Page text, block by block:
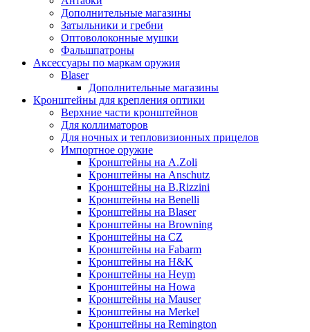
Дополнительные магазины
Затыльники и гребни
Оптоволоконные мушки
Фальшпатроны
Аксессуары по маркам оружия
Blaser
Дополнительные магазины
Кронштейны для крепления оптики
Верхние части кронштейнов
Для коллиматоров
Для ночных и тепловизионных прицелов
Импортное оружие
Кронштейны на A.Zoli
Кронштейны на Anschutz
Кронштейны на B.Rizzini
Кронштейны на Benelli
Кронштейны на Blaser
Кронштейны на Browning
Кронштейны на CZ
Кронштейны на Fabarm
Кронштейны на H&K
Кронштейны на Heym
Кронштейны на Howa
Кронштейны на Mauser
Кронштейны на Merkel
Кронштейны на Remington